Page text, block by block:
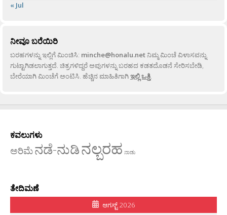
« Jul
ನೀವೂ ಬರೆಯಿರಿ
ಬರಹಗಳನ್ನು ಇಲ್ಲಿಗೆ ಮಿಂಚಿಸಿ: minche@honalu.netನಿಮ್ಮ ಮಿಂಚೆ ವಿಳಾಸವನ್ನು
ಗುಟ್ಟಾಗಿಡಲಾಗುತ್ತದೆ. ಚಿತ್ರಗಳಿದ್ದರೆ ಅವುಗಳನ್ನು ಬರಹದ ಕಡತದೊಡನೆ ಸೇರಿಸಬೇಡಿ,
ಬೇರೆಯಾಗಿ ಮಿಂಚೆಗೆ ಅಂಟಿಸಿ. ಹೆಚ್ಚಿನ ಮಾಹಿತಿಗಾಗಿಇಲ್ಲಿ ಒತ್ತಿ.
ಕವಲುಗಳು
ಅರಿಮೆನಡೆ-ನುಡಿನಲ್ಬರಹ ನಾಡು
ತೇದಿಮಣೆ
ಆಗಸ್ಟ್ 2026